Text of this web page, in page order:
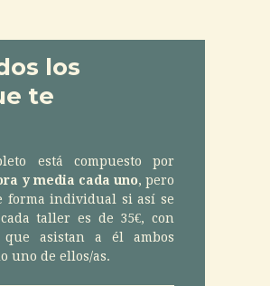
los
te
está compuesto por
y media cada uno, pero
forma individual si así se
taller es de 35€, con
que asistan a él ambos
uno de ellos/as.